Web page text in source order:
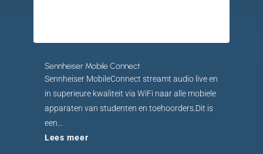
Sennheiser Mobile Connect
Sennheiser MobileConnect streamt audio live en
in superieure kwaliteit via WiFi naar alle mobiele
apparaten van studenten en toehoorders.Dit is
een...
Lees meer